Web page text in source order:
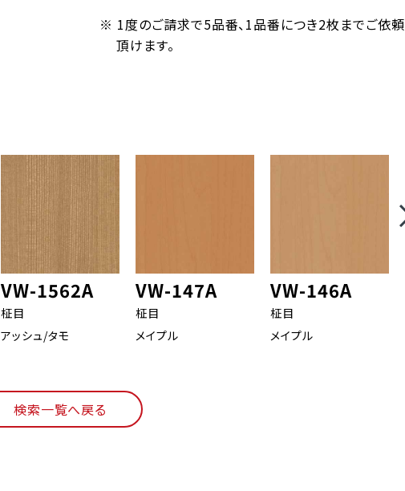
※ 1度のご請求で5品番、1品番につき2枚までご依頼
頂けます。
VW-1562A
柾目
アッシュ/タモ
VW-147A
柾目
メイプル
VW-146A
柾目
メイプル
検索一覧へ戻る